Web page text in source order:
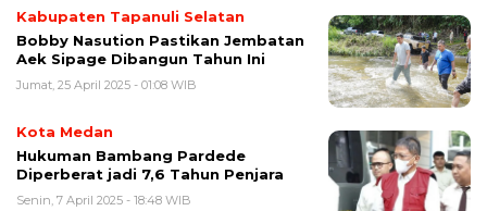
Kabupaten Tapanuli Selatan
Bobby Nasution Pastikan Jembatan
Aek Sipage Dibangun Tahun Ini
Jumat, 25 April 2025 - 01:08 WIB
Kota Medan
Hukuman Bambang Pardede
Diperberat jadi 7,6 Tahun Penjara
Senin, 7 April 2025 - 18:48 WIB